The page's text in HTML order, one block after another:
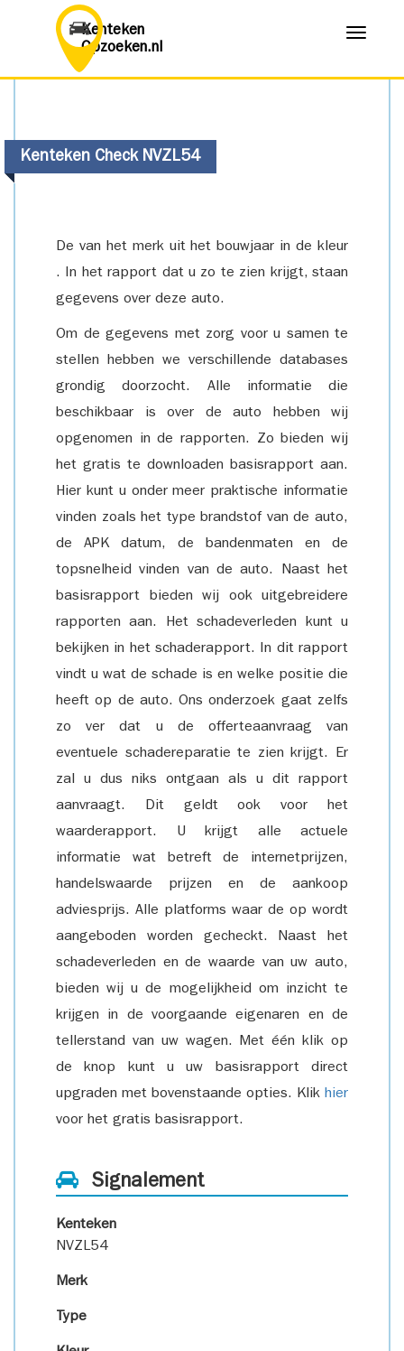
Kenteken
Opzoeken.nl
Menu
Kenteken Check NVZL54
De van het merk uit het bouwjaar in de kleur
. In het rapport dat u zo te zien krijgt, staan
gegevens over deze auto.
Om de gegevens met zorg voor u samen te
stellen hebben we verschillende databases
grondig doorzocht. Alle informatie die
beschikbaar is over de auto hebben wij
opgenomen in de rapporten. Zo bieden wij
het gratis te downloaden basisrapport aan.
Hier kunt u onder meer praktische informatie
vinden zoals het type brandstof van de auto,
de APK datum, de bandenmaten en de
topsnelheid vinden van de auto. Naast het
basisrapport bieden wij ook uitgebreidere
rapporten aan. Het schadeverleden kunt u
bekijken in het schaderapport. In dit rapport
vindt u wat de schade is en welke positie die
heeft op de auto. Ons onderzoek gaat zelfs
zo ver dat u de offerteaanvraag van
eventuele schadereparatie te zien krijgt. Er
zal u dus niks ontgaan als u dit rapport
aanvraagt. Dit geldt ook voor het
waarderapport. U krijgt alle actuele
informatie wat betreft de internetprijzen,
handelswaarde prijzen en de aankoop
adviesprijs. Alle platforms waar de op wordt
aangeboden worden gecheckt. Naast het
schadeverleden en de waarde van uw auto,
bieden wij u de mogelijkheid om inzicht te
krijgen in de voorgaande eigenaren en de
tellerstand van uw wagen. Met één klik op
de knop kunt u uw basisrapport direct
upgraden met bovenstaande opties. Klik hier
voor het gratis basisrapport.
Signalement
Kenteken
NVZL54
Merk
Type